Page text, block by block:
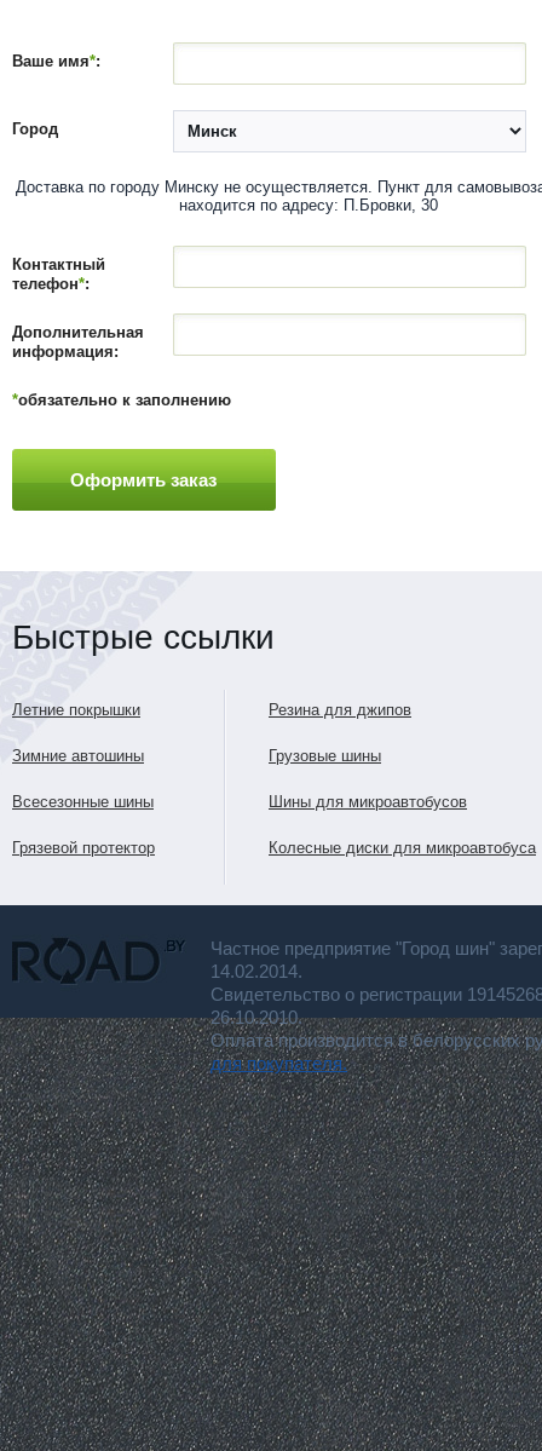
Ваше имя*:
Город
Доставка по городу Минску не осуществляется. Пункт для
находится по адресу: П.Бровки, 30
Контактный
телефон*:
Дополнительная
информация:
*обязательно к заполнению
Быстрые ссылки
Летние покрышки
Зимние автошины
Всесезонные шины
Грязевой протектор
Резина для джипов
Грузовые шины
Шины для микроавтобусов
Колесные диски для микроавтобуса
Частное предприятие "Город шин"
14.02.2014.
Свидетельство о регистрации
26.10.2010.
Оплата производится в белорусских
для покупателя.